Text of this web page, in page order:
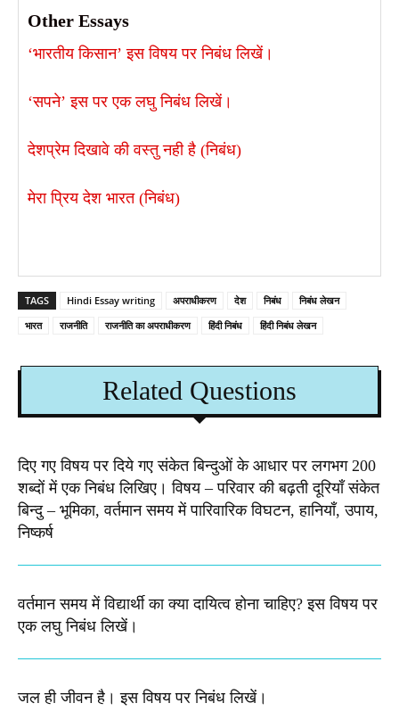
Other Essays
‘भारतीय किसान’ इस विषय पर निबंध लिखें।
‘सपने’ इस पर एक लघु निबंध लिखें।
देशप्रेम दिखावे की वस्तु नही है (निबंध)
मेरा प्रिय देश भारत (निबंध)
TAGS Hindi Essay writing अपराधीकरण देश निबंध
निबंध लेखन
भारत
राजनीति राजनीति का अपराधीकरण हिंदी निबंध हिंदी निबंध लेखन
Related Questions
दिए गए विषय पर दिये गए संकेत बिन्दुओं के आधार पर लगभग 200
शब्दों में एक निबंध लिखिए। विषय – परिवार की बढ़ती दूरियाँ संकेत
बिन्दु – भूमिका, वर्तमान समय में पारिवारिक विघटन, हानियाँ, उपाय,
निष्कर्ष
वर्तमान समय में विद्यार्थी का क्या दायित्व होना चाहिए? इस विषय पर
एक लघु निबंध लिखें।
जल ही जीवन है। इस विषय पर निबंध​ लिखें।